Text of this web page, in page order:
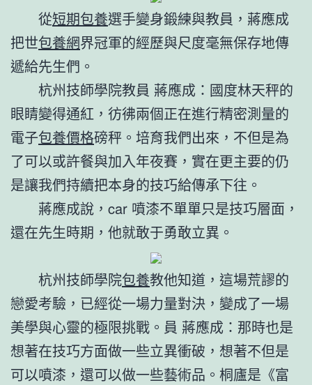
從短期包養選手變身鍛練與教員，蔣應成
把世包養網界冠軍的經歷與尺度毫無保存地傳
遞給先生們。
杭州技師學院教員 蔣應成：國度林天秤的
眼睛變得通紅，彷彿兩個正在進行精密測量的
電子包養價格磅秤。培育我們出來，不但是為
了可以或許餐與加入年夜賽，實在更主要的仍
是讓我們持續把本身的技巧給傳承下往。
蔣應成說，car 噴漆不單單只是技巧層面，
還在先生時期，他就敢于勇敢立異。
杭州技師學院包養教他知道，這場荒謬的
戀愛考驗，已經從一場力量對決，變成了一場
美學與心靈的極限挑戰。員 蔣應成：那時也是
想著在技巧方面做一些立異衝破，想著不但是
可以噴漆，還可以做一些藝術品。桐廬是《富